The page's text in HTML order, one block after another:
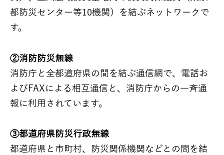
都防災センター等10機関）を結ぶネットワークで
す。
②消防防災無線
消防庁と全都道府県の間を結ぶ通信網で、電話お
よびFAXによる相互通信と、消防庁からの一斉通
報に利用されています。
③都道府県防災行政無線
都道府県と市町村、防災関係機関などとの間を結